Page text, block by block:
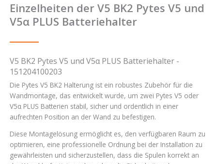
Einzelheiten der V5 BK2 Pytes V5 und
V5α PLUS Batteriehalter
V5 BK2 Pytes V5 und V5α PLUS Batteriehalter -
151204100203
Die Pytes V5 BK2 Halterung ist ein robustes Zubehör für die
Wandmontage, das entwickelt wurde, um zwei Pytes V5 oder
V5α PLUS Batterien stabil, sicher und ordentlich in einer
aufrechten Position an der Wand zu befestigen.
Diese Montagelösung ermöglicht es, den verfügbaren Raum zu
optimieren, eine professionelle Ordnung bei der Installation zu
gewährleisten und sicherzustellen, dass die Spulen korrekt an